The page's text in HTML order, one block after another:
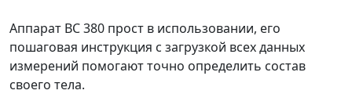
Аппарат BC 380 прост в использовании, его
пошаговая инструкция с загрузкой всех данных
измерений помогают точно определить состав
своего тела.